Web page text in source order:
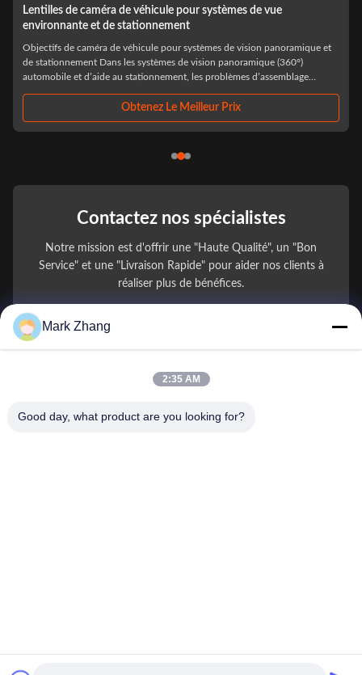
Lentilles de caméra personnalisées pour véhicules de catégorie
automobile pour ADAS et systèmes d'assistance au conducteur
Objectifs de caméra de véhicule personnalisés de qualité automobile pour
ADAS et systèmes d'aide à la conduite Dans l'achat de caméras
automobiles, la sélection des lentilles optiques est rarement jugée
de chaîne d'approvisionnem...Obtenez Le Meilleur Prix
Contactez nos spécialistes
Notre mission est d'offrir une "Haute Qualité", un "Bon
Service" et une "Livraison Rapide" pour aider nos clients à
réaliser plus de bénéfices.
Votre Nom
Nom de l'entreprise
Mark Zhang
2:35 AM
Good day, what product are you looking for?